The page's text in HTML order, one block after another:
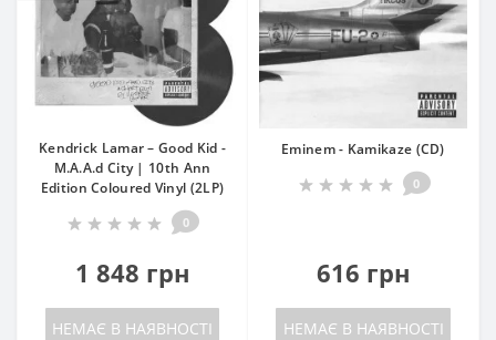
Kendrick Lamar – Good Kid -
M.A.A.d City | 10th Ann
Edition Coloured Vinyl (2LP)
0
1 848 грн
НЕМАЄ В НАЯВНОСТІ
Eminem - Kamikaze (CD)
0
616 грн
НЕМАЄ В НАЯВНОСТІ